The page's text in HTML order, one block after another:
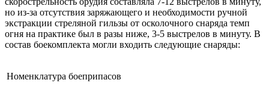
но из-за отсутствия заряжающего и необходимости ручной
экстракции стреляной гильзы от осколочного снаряда темп
огня на практике был в разы ниже, 3-5 выстрелов в минуту. В
состав боекомплекта могли входить следующие снаряды:
Номенклатура боеприпасов